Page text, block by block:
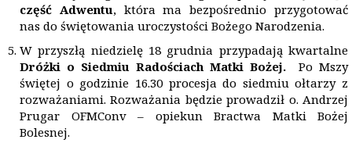
część Adwentu, która ma bezpośrednio przygotować
nas do świętowania uroczystości Bożego Narodzenia.
W przyszłą niedzielę 18 grudnia przypadają kwartalne
Dróżki o Siedmiu Radościach Matki Bożej.
Po Mszy
świętej o godzinie 16.30 procesja do siedmiu ołtarzy z
rozważaniami. Rozważania będzie prowadził o. Andrzej
Prugar OFMConv – opiekun Bractwa Matki Bożej
Bolesnej.